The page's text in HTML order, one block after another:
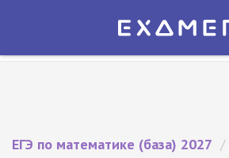
Экзамер — ЕГЭ 2027
ЕГЭ по математике (база) 2027 /